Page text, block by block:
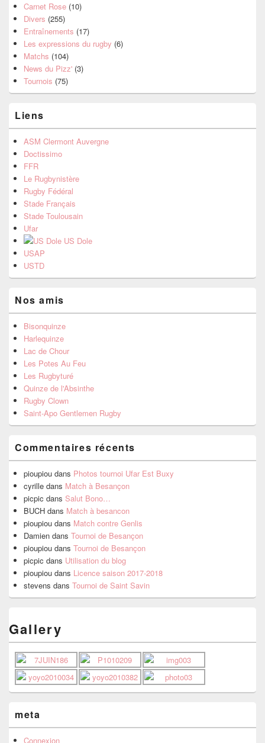
Carnet Rose (10)
Divers (255)
Entraînements (17)
Les expressions du rugby (6)
Matchs (104)
News du Pizz' (3)
Tournois (75)
Liens
ASM Clermont Auvergne
Doctissimo
FFR
Le Rugbynistère
Rugby Fédéral
Stade Français
Stade Toulousain
Ufar
US Dole
USAP
USTD
Nos amis
Bisonquinze
Harlequinze
Lac de Chour
Les Potes Au Feu
Les Rugbyturé
Quinze de l'Absinthe
Rugby Clown
Saint-Apo Gentlemen Rugby
Commentaires récents
pioupiou dans Photos tournoi Ufar Est Buxy
cyrille dans Match à Besançon
picpic dans Salut Bono…
BUCH dans Match à besancon
pioupiou dans Match contre Genlis
Damien dans Tournoi de Besançon
pioupiou dans Tournoi de Besançon
picpic dans Utilisation du blog
pioupiou dans Licence saison 2017-2018
stevens dans Tournoi de Saint Savin
Gallery
meta
Connexion